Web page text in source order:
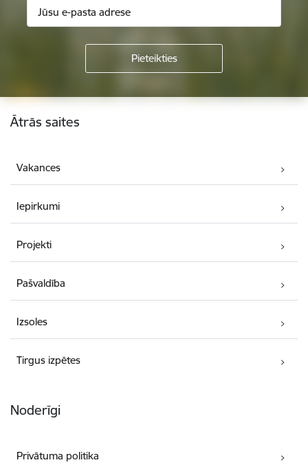
Kājene
Ātrās saites
Vakances
Iepirkumi
Projekti
Pašvaldība
Izsoles
Tirgus izpētes
Noderīgi
Privātuma politika